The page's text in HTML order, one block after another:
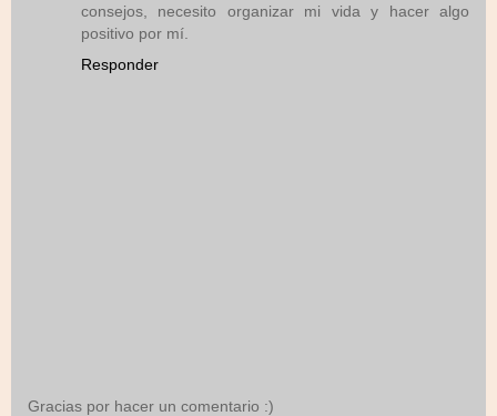
consejos, necesito organizar mi vida y hacer algo
positivo por mí.
Responder
Gracias por hacer un comentario :)